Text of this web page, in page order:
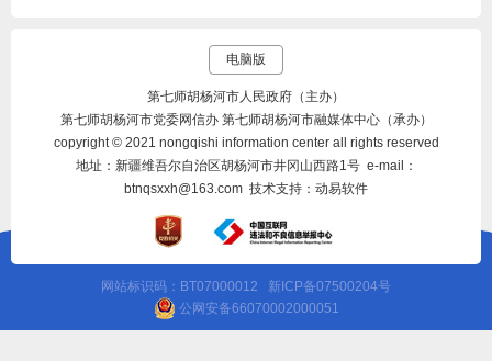
电脑版
第七师胡杨河市人民政府（主办）
第七师胡杨河市党委网信办 第七师胡杨河市融媒体中心（承办）
copyright © 2021 nongqishi information center all rights reserved
地址：新疆维吾尔自治区胡杨河市井冈山西路1号 e-mail：
btnqsxxh@163.com 技术支持：动易软件
网站标识码：BT07000012 新ICP备07500204号
公网安备66070002000051